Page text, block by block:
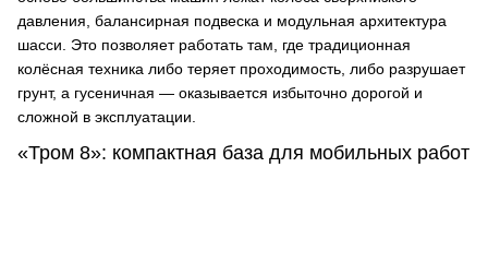
давления, балансирная подвеска и модульная архитектура
шасси. Это позволяет работать там, где традиционная
колёсная техника либо теряет проходимость, либо разрушает
грунт, а гусеничная — оказывается избыточно дорогой и
сложной в эксплуатации.
«Тром 8»: компактная база для мобильных работ